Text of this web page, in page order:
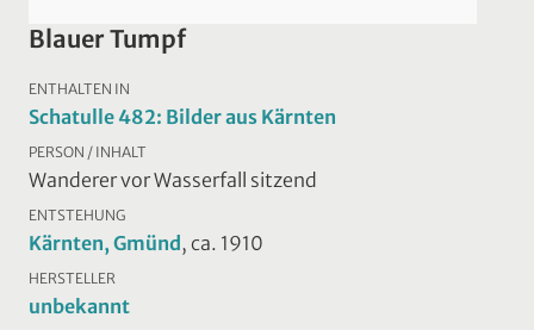
Blauer Tumpf
ENTHALTEN IN
Schatulle 482: Bilder aus Kärnten
PERSON / INHALT
Wanderer vor Wasserfall sitzend
ENTSTEHUNG
Kärnten, Gmünd, ca. 1910
HERSTELLER
unbekannt